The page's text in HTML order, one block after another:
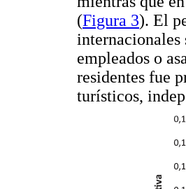
(Figura 3). El
internacionales
empleados o
residentes fue
turísticos,